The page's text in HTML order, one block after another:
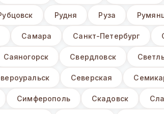
Рудня Руза
Самара Санкт-Петербург
Саяногорск Свердловск
Северская
Симферополь Скадовск